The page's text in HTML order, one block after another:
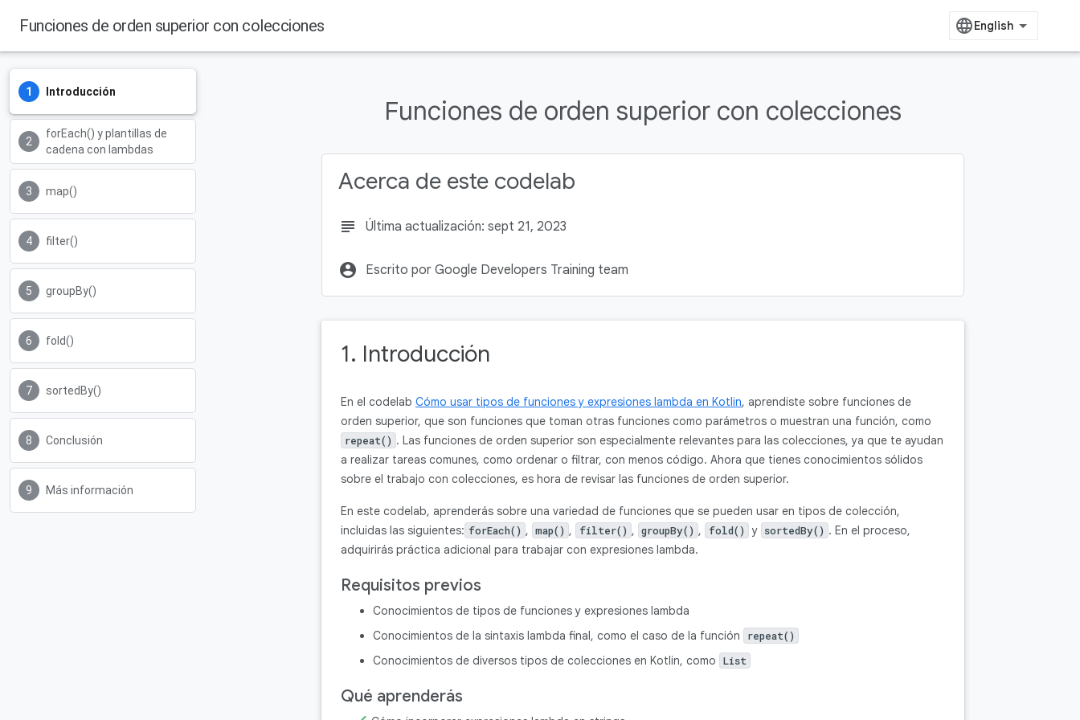
Funciones de orden superior con colecciones
Introducción
forEach() y plantillas de
cadena con lambdas
map()
filter()
groupBy()
fold()
sortedBy()
Conclusión
Más información
Funciones de orden superior con colecciones
Acerca de este codelab
subject Última actualización: sept 21, 2023
account_circle Escrito por Google Developers Training team
1. Introducción
En el codelab Cómo usar tipos de funciones y expresiones lambda en Kotlin, aprendiste sobre funciones de
orden superior, que son funciones que toman otras funciones como parámetros o muestran una función, como
repeat() . Las funciones de orden superior son especialmente relevantes para las colecciones, ya que te ayudan
a realizar tareas comunes, como ordenar o filtrar, con menos código. Ahora que tienes conocimientos sólidos
sobre el trabajo con colecciones, es hora de revisar las funciones de orden superior.
En este codelab, aprenderás sobre una variedad de funciones que se pueden usar en tipos de colección,
incluidas las siguientes: forEach() , map() , filter() , groupBy() , fold() y sortedBy() . En el proceso,
adquirirás práctica adicional para trabajar con expresiones lambda.
Requisitos previos
Conocimientos de tipos de funciones y expresiones lambda
Conocimientos de la sintaxis lambda final, como el caso de la función
repeat()
Conocimientos de diversos tipos de colecciones en Kotlin, como List
Qué aprenderás